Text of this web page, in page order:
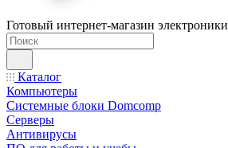
Готовый интернет-магазин электроники
Каталог
Компьютеры
Системные блоки Domcomp
Серверы
Антивирусы